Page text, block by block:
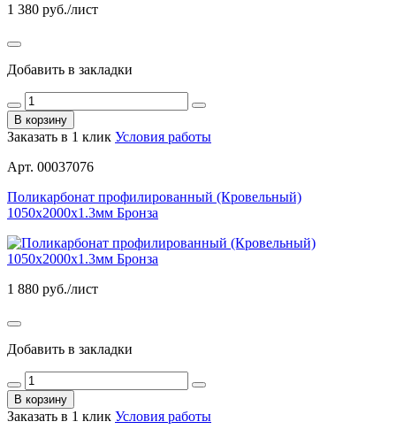
1 380 руб./лист
Добавить в закладки
В корзину
Заказать в 1 клик Условия работы
Арт. 00037076
Поликарбонат профилированный (Кровельный)
1050х2000х1.3мм Бронза
1 880 руб./лист
Добавить в закладки
В корзину
Заказать в 1 клик Условия работы